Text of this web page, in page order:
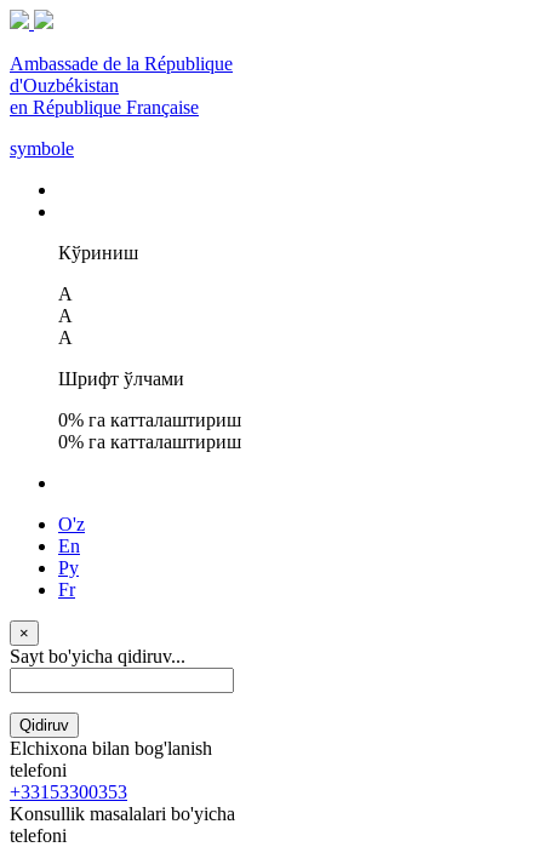
Ambassade de la République
d'Ouzbékistan
en République Française
symbole
Кўриниш
A
A
A
Шрифт ўлчами
0% га катталаштириш
0% га катталаштириш
O'z
En
Ру
Fr
×
Sayt bo'yicha qidiruv...
Qidiruv
Elchixona bilan bog'lanish
telefoni
+33153300353
Konsullik masalalari bo'yicha
telefoni